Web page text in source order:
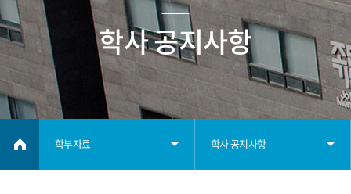
학사 공지사항
학부자료 학사 공지사항